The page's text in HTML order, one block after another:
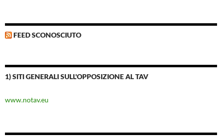
FEED SCONOSCIUTO
1) SITI GENERALI SULL'OPPOSIZIONE AL TAV
www.notav.eu